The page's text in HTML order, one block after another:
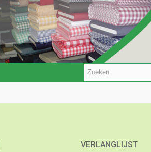
VERLANGLIJST